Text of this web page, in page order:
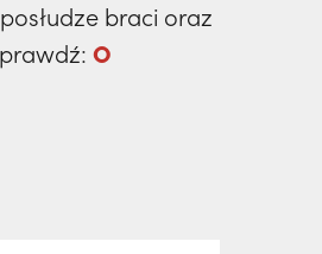
braci oraz
O